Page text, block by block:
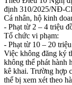
định 310/2025/NĐ-
Cá nhân, hộ kinh
- Phạt từ 2 – 4 triệu
Tổ chức vi phạm:
- Phạt từ 10 – 20
Việc không đăng ký
không thể phát hành
kê khai. Trường hợp
thể bị xem xét theo